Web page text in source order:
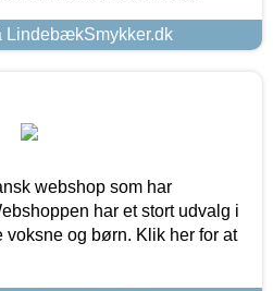
LindebækSmykker.dk
webshop som har
har et stort udvalg i
voksne og børn. Klik her for at